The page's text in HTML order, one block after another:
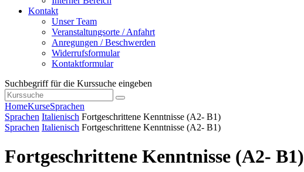
Kontakt
Unser Team
Veranstaltungsorte / Anfahrt
Anregungen / Beschwerden
Widerrufsformular
Kontaktformular
Suchbegriff für die Kurssuche eingeben
HomeKurseSprachen
Sprachen Italienisch Fortgeschrittene Kenntnisse (A2- B1)
Sprachen Italienisch Fortgeschrittene Kenntnisse (A2- B1)
Fortgeschrittene Kenntnisse (A2- B1)